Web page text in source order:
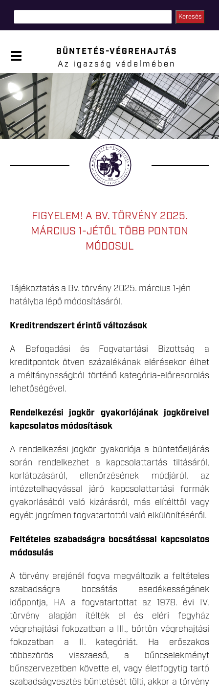
P
a
e
l
n
y
t
á
s
a
BÜNTETÉS-VÉGREHAJTÁS
Az igazság védelmében
Jelenlegi hely
FIGYELEM! A BV. TÖRVÉNY 2025.
MÁRCIUS 1-JÉTŐL TÖBB PONTON
MÓDOSUL
Tájékoztatás a Bv. törvény 2025. március 1-jén
hatályba lépő módosításáról.
Kreditrendszert érintő változások
A Befogadási és Fogvatartási Bizottság a
kreditpontok ötven százalékának elérésekor élhet
a méltányosságból történő kategória-előresorolás
lehetőségével.
Rendelkezési jogkör gyakorlójának jogköreivel
kapcsolatos módosítások
A rendelkezési jogkör gyakorlója a büntetőeljárás
során rendelkezhet a kapcsolattartás tiltásáról,
korlátozásáról, ellenőrzésének módjáról, az
intézetelhagyással járó kapcsolattartási formák
gyakorlásából való kizárásról, más elítélttől vagy
egyéb jogcímen fogvatartottól való elkülönítéséről.
Feltételes szabadságra bocsátással kapcsolatos
módosulás
A törvény erejénél fogva megváltozik a feltételes
szabadságra bocsátás esedékességének
időpontja, HA a fogvatartottat az 1978. évi IV.
törvény alapján ítélték el és eléri fegyház
végrehajtási fokozatban a III., börtön végrehajtási
fokozatban a II. kategóriát. Ha erőszakos
többszörös visszaeső, a bűncselekményt
bűnszervezetben követte el, vagy életfogytig tartó
szabadságvesztés büntetését tölti, akkor a törvény